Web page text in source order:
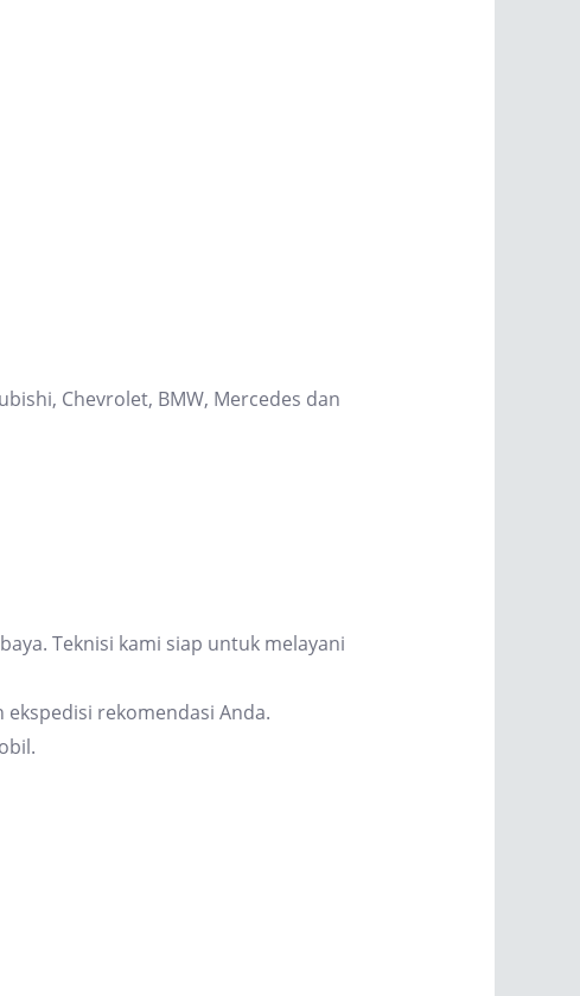
Chevrolet, BMW, Mercedes dan
Teknisi kami siap untuk melayani
rekomendasi Anda.